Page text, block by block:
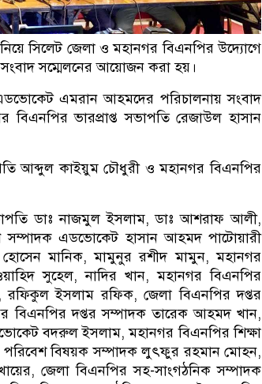
নিয়ে সিলেট জেলা ও মহানগর বিএনপির উদ্যোগে
সম্মেলনের আয়োজন করা হয়।
এমরান আহমদের পরিচালনায় সংবাদ
বিএনপির ভারপ্রাপ্ত সভাপতি রেজাউল হাসান
আব্দুল কাইয়ুম চৌধুরী ও মহানগর বিএনপির
ডাঃ নাজমুল ইসলাম, ডাঃ আশরাফ আলী,
সম্পাদক এডভোকেট হাসান আহমদ পাটোয়ারী
মানিক, মামুনুর রশীদ মামুন, মহানগর
সুহেল, নাদির খান, মহানগর বিএনপির
রফিকুল ইসলাম রফিক, জেলা বিএনপির দপ্তর
দপ্তর সম্পাদক তারেক আহমদ খান,
বদরুল ইসলাম, মহানগর বিএনপির শিক্ষা
বিষয়ক সম্পাদক লুৎফুর রহমান মোহন,
জেলা বিএনপির সহ-সাংগঠনিক সম্পাদক